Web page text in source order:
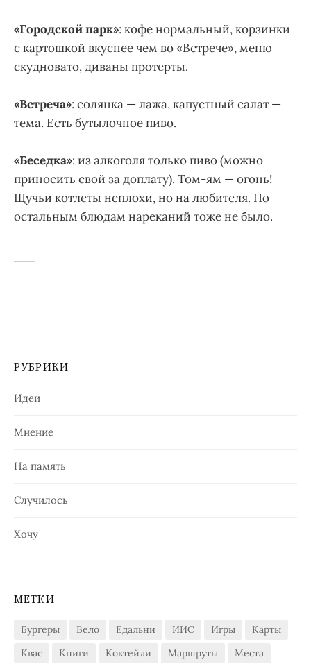
«Городской парк»: кофе нормальный, корзинки
с картошкой вкуснее чем во «Встрече», меню
скудновато, диваны протерты.
«Встреча»: солянка — лажа, капустный салат —
тема. Есть бутылочное пиво.
«Беседка»: из алкоголя только пиво (можно
приносить свой за доплату). Том-ям — огонь!
Щучьи котлеты неплохи, но на любителя. По
остальным блюдам нареканий тоже не было.
РУБРИКИ
Идеи
Мнение
На память
Случилось
Хочу
МЕТКИ
Бургеры Вело Едальни ИИС Игры
Карты
Квас
Книги Коктейли Маршруты
Места